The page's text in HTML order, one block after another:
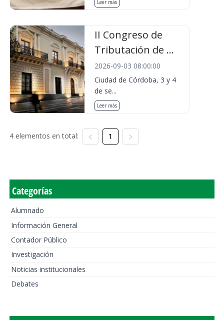
Leer más
II Congreso de
Tributación de ...
2026-09-03 08:00:00
Ciudad de Córdoba, 3 y 4
de se...
Leer más
4 elementos en total: 1
Categorías
Alumnado
Información General
Contador Público
Investigación
Noticias institucionales
Debates